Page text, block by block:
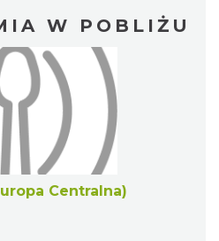
W POBLIŻU
Centralna)